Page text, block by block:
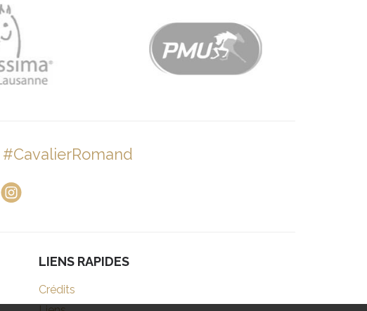
#CavalierRomand
LIENS RAPIDES
Crédits